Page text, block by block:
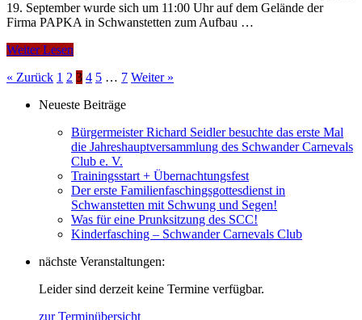
19. September wurde sich um 11:00 Uhr auf dem Gelände der
Firma PAPKA in Schwanstetten zum Aufbau …
Weiter Lesen
Seitennummerierung
der
Beiträge
« Zurück 1 2 3 4 5 … 7 Weiter »
Neueste Beiträge
Bürgermeister Richard Seidler besuchte das erste Mal
die Jahreshauptversammlung des Schwander Carnevals
Club e. V.
Trainingsstart + Übernachtungsfest
Der erste Familienfaschingsgottesdienst in
Schwanstetten mit Schwung und Segen!
Was für eine Prunksitzung des SCC!
Kinderfasching – Schwander Carnevals Club
nächste Veranstaltungen:
Leider sind derzeit keine Termine verfügbar.
zur Terminübersicht